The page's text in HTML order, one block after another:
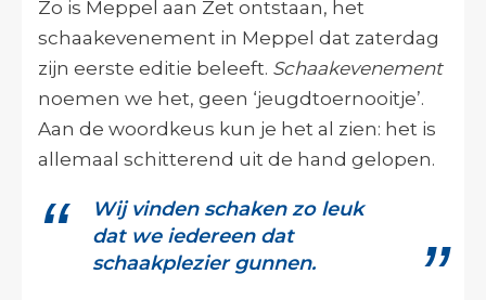
Zo is Meppel aan Zet ontstaan, het
schaakevenement in Meppel dat zaterdag
zijn eerste editie beleeft. Schaakevenement
noemen we het, geen ‘jeugdtoernooitje’.
Aan de woordkeus kun je het al zien: het is
allemaal schitterend uit de hand gelopen.
Wij vinden schaken zo leuk
dat we iedereen dat
schaakplezier gunnen.